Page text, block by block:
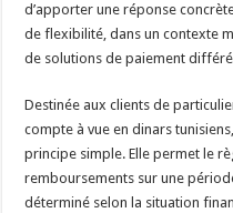
d’apporter une réponse
de flexibilité, dans un contexte
de solutions de paiement
Destinée aux clients de
compte à vue en dinars
principe simple. Elle permet le
remboursements sur une
déterminé selon la situation